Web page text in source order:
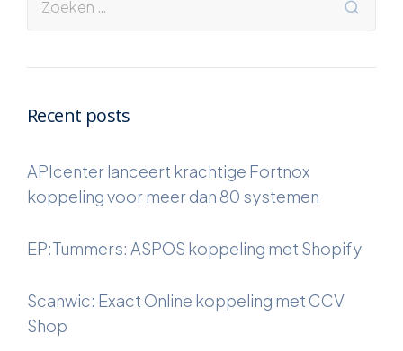
Recent posts
APIcenter lanceert krachtige Fortnox
koppeling voor meer dan 80 systemen
EP:Tummers: ASPOS koppeling met Shopify
Scanwic: Exact Online koppeling met CCV
Shop